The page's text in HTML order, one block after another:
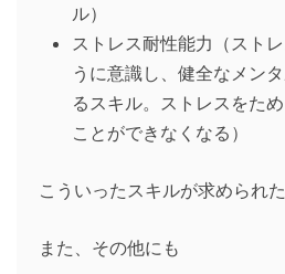
ル）
ストレス耐性能力（スト
うに意識し、健全なメン
るスキル。ストレスをた
ことができなくなる）
こういったスキルが求められた
また、その他にも